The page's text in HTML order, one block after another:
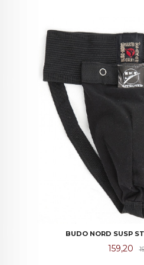
BUDO NORD SUSP
Tilbud
159,20